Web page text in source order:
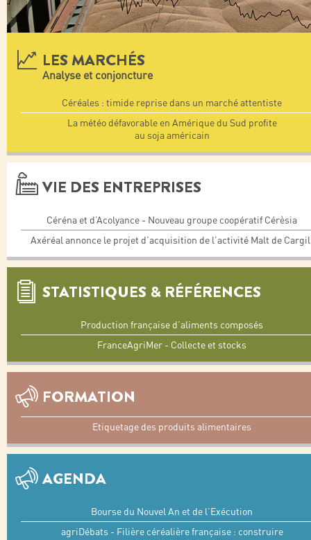
LES MARCHÉS
Analyse et conjoncture
Céréales : timide reprise dans un marché attentiste
La météo défavorable en Amérique du Sud profite
au soja américain
VIE DES ENTREPRISES
Céréna et d’Acolyance - Nouveau groupe coopératif Cérèsia
Axéréal annonce le projet d’acquisition de l’activité Malt de
STATISTIQUES & RÉFÉRENCES
Production française d’aliments composés
FranceAgriMer - Collecte et stocks
FORMATION
Etiquetage des produits alimentaires
AGENDA
Bourse du Nouvel An et de l’Exécution
agriDébats - Filière céréalière française : construire